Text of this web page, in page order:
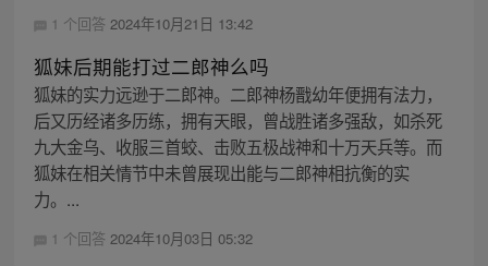
1 个回答 2024年10月21日 13:42
狐妹后期能打过二郎神么吗
狐妹的实力远逊于二郎神。二郎神杨戬幼年便拥有法力，
后又历经诸多历练，拥有天眼，曾战胜诸多强敌，如杀死
九大金乌、收服三首蛟、击败五极战神和十万天兵等。而
狐妹在相关情节中未曾展现出能与二郎神相抗衡的实
力。...
1 个回答 2024年10月03日 05:32